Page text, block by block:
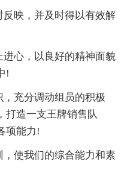
映，并及时得以有效解
心，以良好的精神面貌
!
充分调动组员的积极
打造一支王牌销售队
项能力!
使我们的综合能力和素